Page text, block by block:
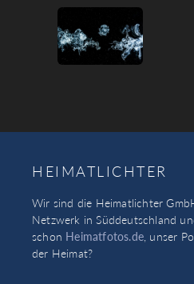
HEIMATLICHTER
Wir sind die Heimatlichter
Netzwerk in Süddeutschland
schon Heimatfotos.de , unser
der Heimat?